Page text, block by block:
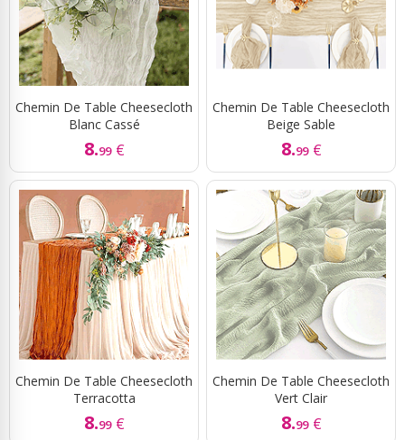
Chemin De Table Cheesecloth
Blanc Cassé
8.99 €
Chemin De Table Cheesecloth
Beige Sable
8.99 €
Chemin De Table Cheesecloth
Terracotta
8.99 €
Chemin De Table Cheesecloth
Vert Clair
8.99 €